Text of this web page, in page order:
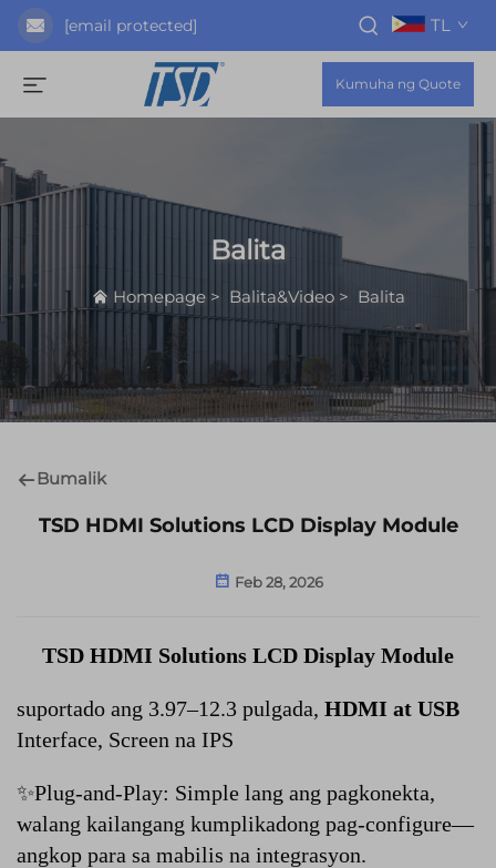
[email protected] TL
Kumuha ng Quote
Balita
Homepage> Balita&Video> Balita
Bumalik
TSD HDMI Solutions LCD Display Module
Feb 28, 2026
TSD HDMI Solutions LCD Display Module
suportado ang 3.97–12.3 pulgada, HDMI at USB
Interface, Screen na IPS
✨Plug-and-Play: Simple lang ang pagkonekta,
walang kailangang kumplikadong pag-configure—
angkop para sa mabilis na integrasyon.